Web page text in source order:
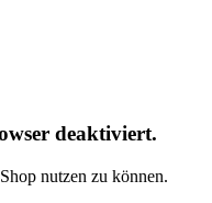
deaktiviert.
nutzen zu können.